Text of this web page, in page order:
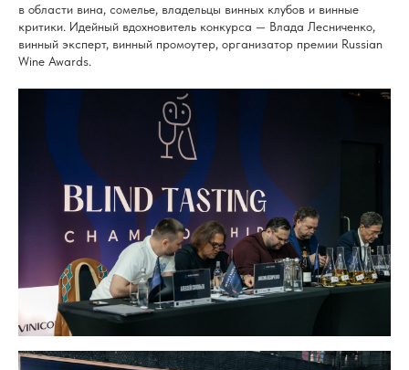
в области вина, сомелье, владельцы винных клубов и винные
критики. Идейный вдохновитель конкурса — Влада Лесниченко,
винный эксперт, винный промоутер, организатор премии Russian
Wine Awards.